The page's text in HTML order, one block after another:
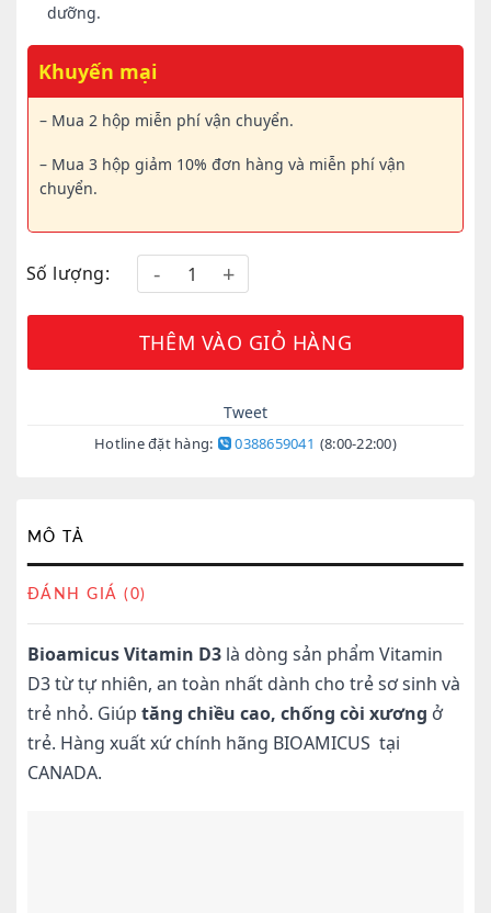
dưỡng.
Khuyến mại
– Mua 2 hộp miễn phí vận chuyển.
– Mua 3 hộp giảm 10% đơn hàng và miễn phí vận
chuyển.
Số lượng:
THÊM VÀO GIỎ HÀNG
Tweet
Hotline đặt hàng: 0388659041 (8:00-22:00)
MÔ TẢ
ĐÁNH GIÁ (0)
Bioamicus Vitamin D3 là dòng sản phẩm Vitamin
D3 từ tự nhiên, an toàn nhất dành cho trẻ sơ sinh và
trẻ nhỏ. Giúp tăng chiều cao, chống còi xương ở
trẻ. Hàng xuất xứ chính hãng BIOAMICUS tại
CANADA.